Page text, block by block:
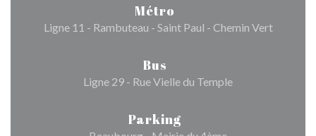
Métro
Ligne 11 - Rambuteau - Saint Paul - Chemin Vert
Bus
Ligne 29 - Rue Vielle du Temple
Parking